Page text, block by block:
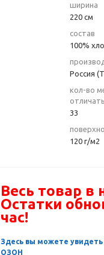
ширина
220 см
состав
100%
Россия
кол-во
33
120 г/м2
Весь товар в
Остатки
час!
Здесь вы можете
ОЗОН